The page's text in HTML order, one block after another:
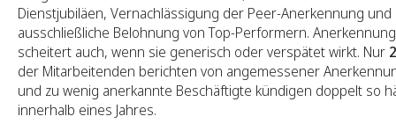
Dienstjubiläen, Vernachlässigung der Peer-Anerkennung und
ausschließliche Belohnung von Top-Performern. Anerkennung
scheitert auch, wenn sie generisch oder verspätet wirkt. Nur
der Mitarbeitenden berichten von angemessener
und zu wenig anerkannte Beschäftigte kündigen doppelt so
innerhalb eines Jahres.